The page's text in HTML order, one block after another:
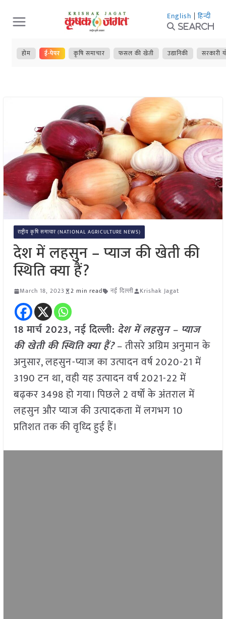
Skip
to
content
English | हिन्दी
Search
होम ई-पेपर कृषि समाचार फसल की खेती उद्यानिकी सरकारी
राष्ट्रीय कृषि समाचार (NATIONAL AGRICULTURE NEWS)
देश में लहसुन – प्याज की खेती की
स्थिति क्या हैं?
March 18, 2023 2 min read नई दिल्ली Krishak Jagat
18 मार्च 2023, नई दिल्ली: देश में लहसुन – प्याज
की खेती की स्थिति क्या हैं?– तीसरे अग्रिम अनुमान के
अनुसार, लहसुन-प्याज का उत्पादन वर्ष 2020-21 में
3190 टन था, वही यह उत्पादन वर्ष 2021-22 में
बढ़कर 3498 हो गया। पिछले 2 वर्षों के अंतराल में
लहसुन और प्याज की उत्पादकता में लगभग 10
प्रतिशत तक की वृध्दि हुई हैं।